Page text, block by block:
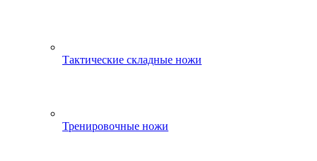
Тактические складные ножи
Тренировочные ножи